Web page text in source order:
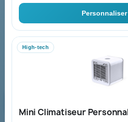
Personnaliser
High-tech
Mini Climatiseur
Contact & devis
06 09 53 17 41
WhatsApp
equipe@promenoch-goodies.com